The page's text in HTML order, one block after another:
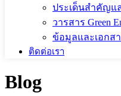
ประเด็นสำคัญแ
วารสาร Green
ข้อมูลและเอกส
ติดต่อเรา
Blog